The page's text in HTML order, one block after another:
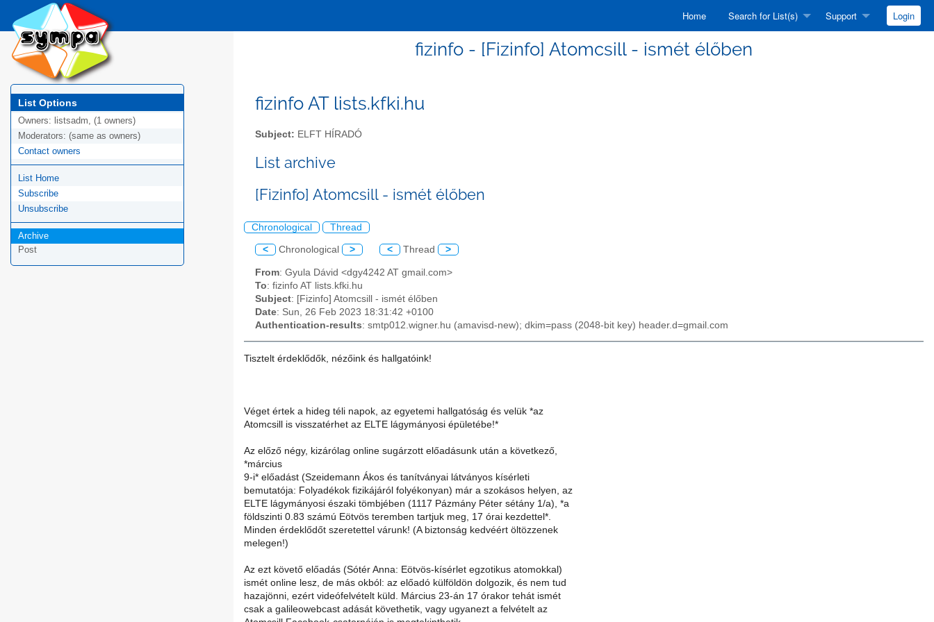
Home Search for List(s) Support Login
fizinfo - [Fizinfo] Atomcsill - ismét élőben
List Options
Owners: listsadm, (1 owners)
Moderators: (same as owners)
Contact owners
List Home
Subscribe
Unsubscribe
Archive
Post
fizinfo AT lists.kfki.hu
Subject: ELFT HÍRADÓ
List archive
[Fizinfo] Atomcsill - ismét élőben
Chronological Thread
< Chronological > < Thread >
From: Gyula Dávid <dgy4242 AT gmail.com>
To: fizinfo AT lists.kfki.hu
Subject: [Fizinfo] Atomcsill - ismét élőben
Date: Sun, 26 Feb 2023 18:31:42 +0100
Authentication-results: smtp012.wigner.hu (amavisd-new); dkim=pass (2048-bit key) header.d=gmail.com
Tisztelt érdeklődők, nézőink és hallgatóink!
Véget értek a hideg téli napok, az egyetemi hallgatóság és velük *az
Atomcsill is visszatérhet az ELTE lágymányosi épületébe!*
Az előző négy, kizárólag online sugárzott előadásunk után a következő,
*március
9-i* előadást (Szeidemann Ákos és tanítványai látványos kísérleti
bemutatója: Folyadékok fizikájáról folyékonyan) már a szokásos helyen, az
ELTE lágymányosi északi tömbjében (1117 Pázmány Péter sétány 1/a), *a
földszinti 0.83 számú Eötvös teremben tartjuk meg, 17 órai kezdettel*.
Minden érdeklődőt szeretettel várunk! (A biztonság kedvéért öltözzenek
melegen!)
Az ezt követő előadás (Sótér Anna: Eötvös-kísérlet egzotikus atomokkal)
ismét online lesz, de más okból: az előadó külföldön dolgozik, és nem tud
hazajönni, ezért videófelvételt küld. Március 23-án 17 órakor tehát ismét
csak a galileowebcast adását követhetik, vagy ugyanezt a felvételt az